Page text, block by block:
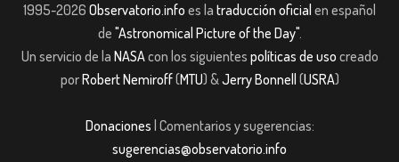
1995-2026 Observatorio.info es la traducción oficial en español
de "Astronomical Picture of the Day".
Un servicio de la NASAcon los siguientes políticas de uso creado
porRobert Nemiroff(MTU) &Jerry Bonnell (USRA)
Donaciones | Comentarios y sugerencias:
sugerencias@observatorio.info